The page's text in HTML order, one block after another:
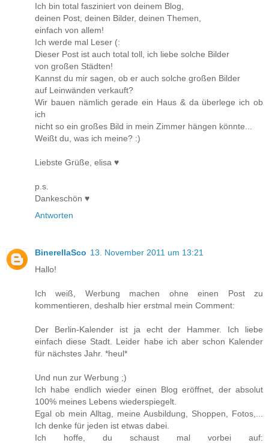
Ich bin total fasziniert von deinem Blog,
deinen Post, deinen Bilder, deinen Themen,
einfach von allem!
Ich werde mal Leser (:
Dieser Post ist auch total toll, ich liebe solche Bilder
von großen Städten!
Kannst du mir sagen, ob er auch solche großen Bilder
auf Leinwänden verkauft?
Wir bauen nämlich gerade ein Haus & da überlege ich ob
ich
nicht so ein großes Bild in mein Zimmer hängen könnte...
Weißt du, was ich meine? :)
Liebste Grüße, elisa ♥
p.s.
Dankeschön ♥
Antworten
BinerellaSco 13. November 2011 um 13:21
Hallo!
Ich weiß, Werbung machen ohne einen Post zu
kommentieren, deshalb hier erstmal mein Comment:
Der Berlin-Kalender ist ja echt der Hammer. Ich liebe
einfach diese Stadt. Leider habe ich aber schon Kalender
für nächstes Jahr. *heul*
Und nun zur Werbung ;)
Ich habe endlich wieder einen Blog eröffnet, der absolut
100% meines Lebens wiederspiegelt.
Egal ob mein Alltag, meine Ausbildung, Shoppen, Fotos,...
Ich denke für jeden ist etwas dabei.
Ich hoffe, du schaust mal vorbei auf: